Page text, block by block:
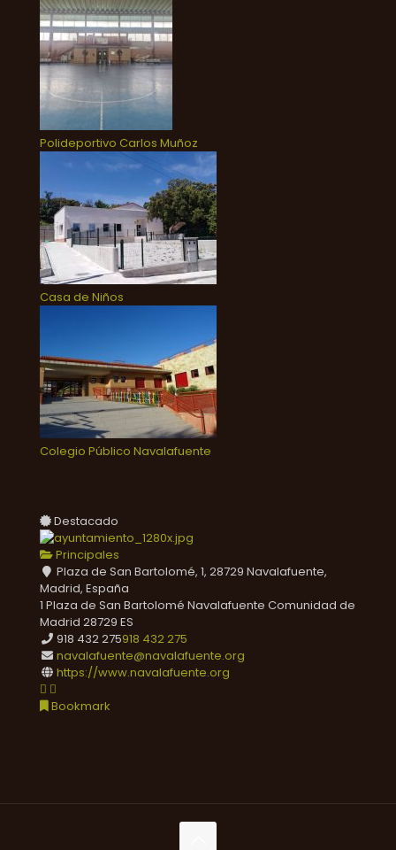
Polideportivo Carlos Muñoz
Casa de Niños
Colegio Público Navalafuente
Destacado
Principales
Plaza de San Bartolomé, 1, 28729 Navalafuente,
Madrid, España
1 Plaza de San Bartolomé Navalafuente Comunidad de
Madrid 28729 ES
918 432 275918 432 275
navalafuente@navalafuente.org
https://www.navalafuente.org
Bookmark